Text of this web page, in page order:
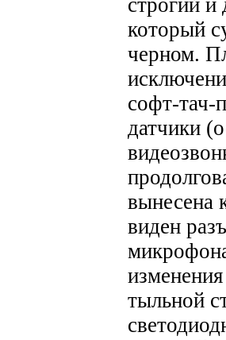
строгий и
который
черном.
софт-тач-
датчики
вынесена
виден
тыльной